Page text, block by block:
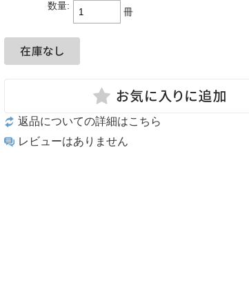
数量:
冊
返品についての詳細はこちら
レビューはありません